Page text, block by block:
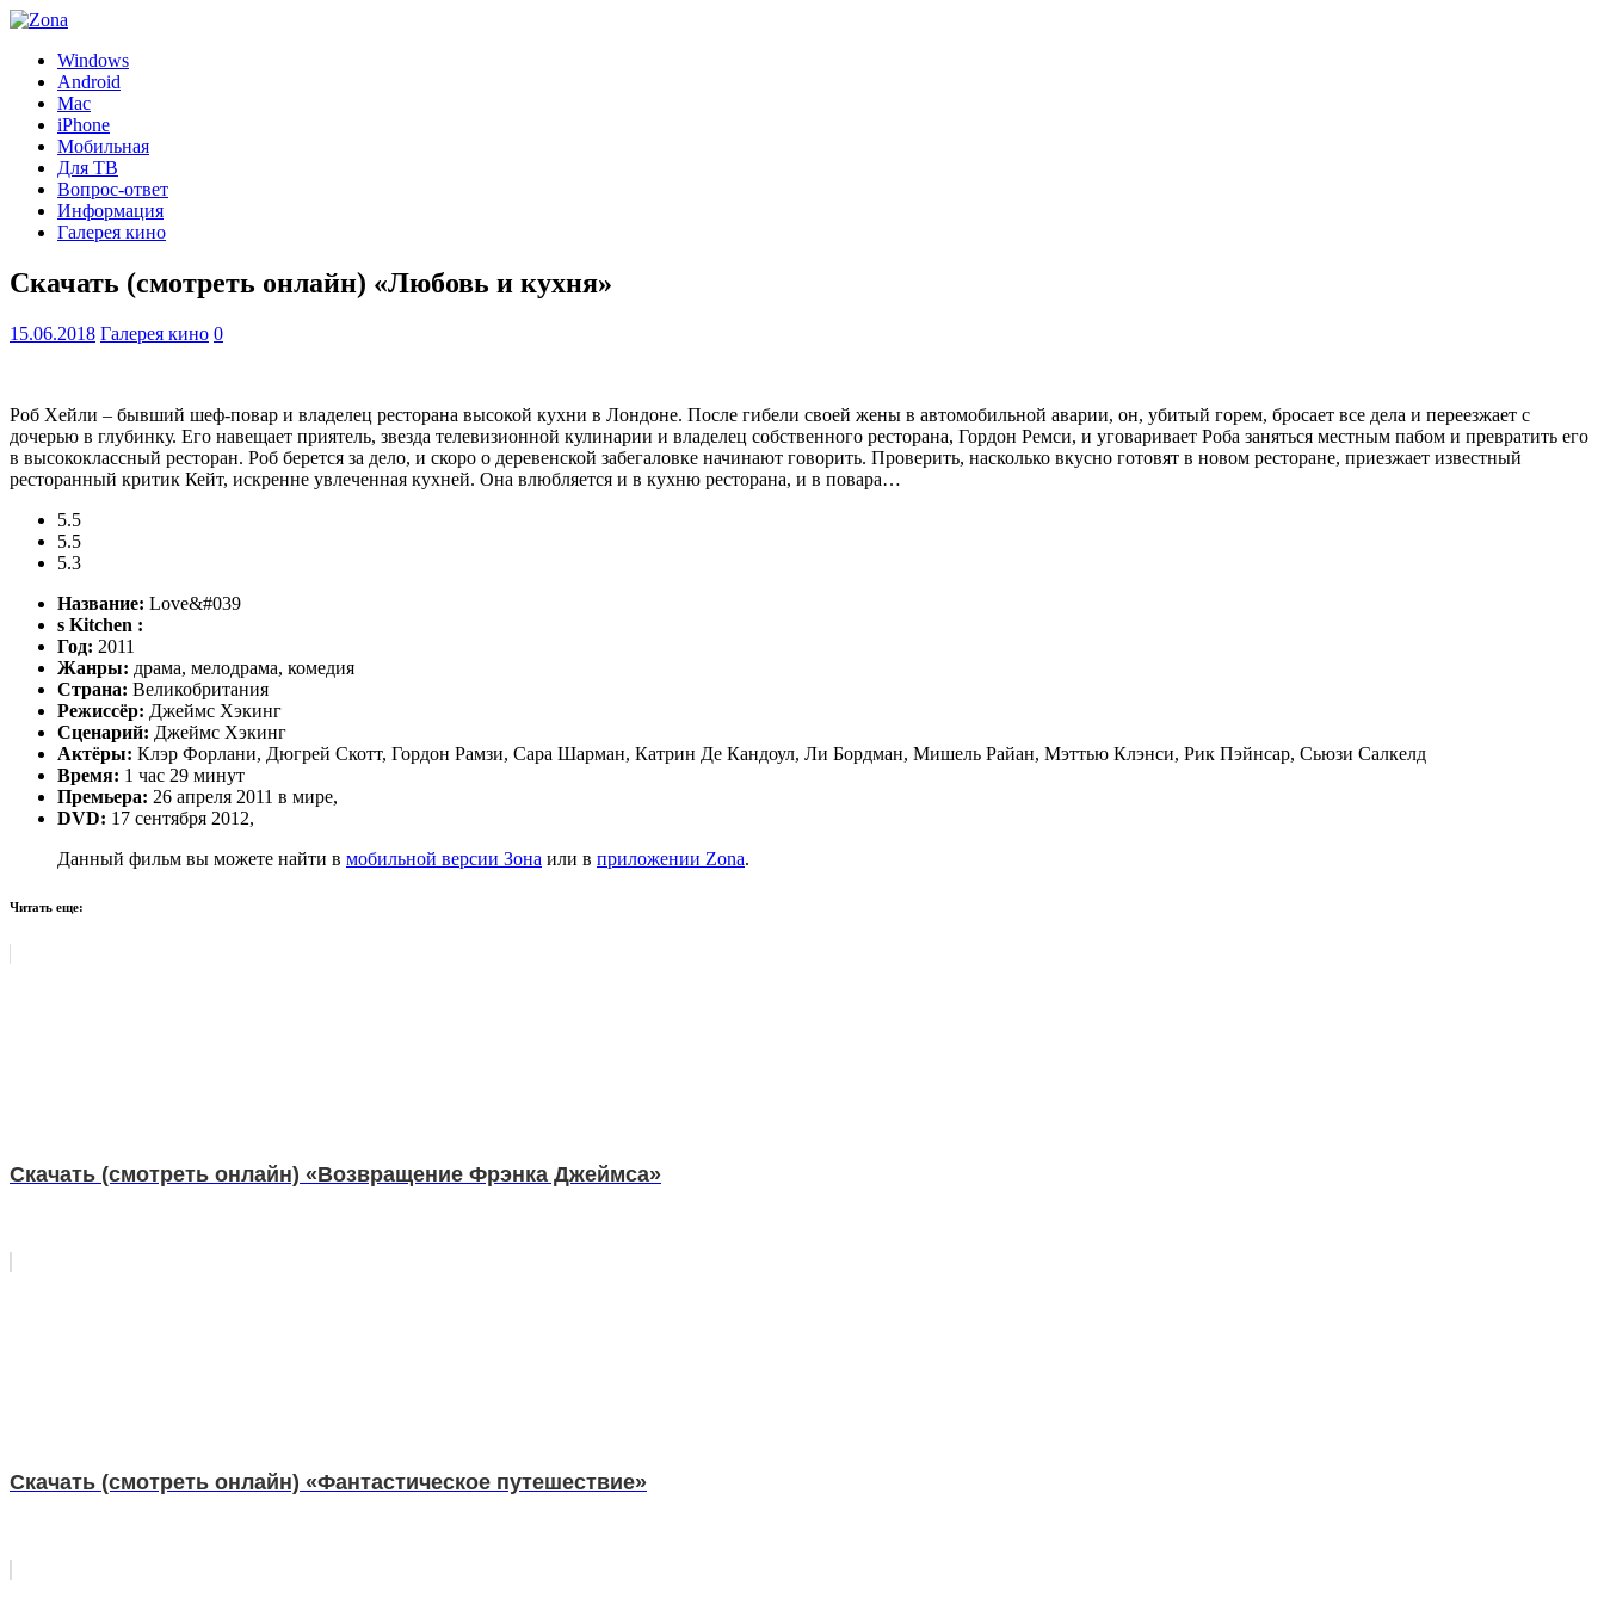
Windows
Android
Mac
iPhone
Мобильная
Для ТВ
Вопрос-ответ
Информация
Галерея кино
Скачать (смотреть онлайн) «Любовь и кухня»
15.06.2018 Галерея кино 0
Роб Хейли – бывший шеф-повар и владелец ресторана высокой кухни в Лондоне. После гибели своей жены в автомобильной аварии, он, убитый горем, бросает все дела и переезжает с
дочерью в глубинку. Его навещает приятель, звезда телевизионной кулинарии и владелец собственного ресторана, Гордон Ремси, и уговаривает Роба заняться местным пабом и превратить его
в высококлассный ресторан. Роб берется за дело, и скоро о деревенской забегаловке начинают говорить. Проверить, насколько вкусно готовят в новом ресторане, приезжает известный
ресторанный критик Кейт, искренне увлеченная кухней. Она влюбляется и в кухню ресторана, и в повара…
5.5
5.5
5.3
Название: Love&#039
s Kitchen :
Год: 2011
Жанры: драма, мелодрама, комедия
Страна: Великобритания
Режиссёр: Джеймс Хэкинг
Сценарий: Джеймс Хэкинг
Актёры: Клэр Форлани, Дюгрей Скотт, Гордон Рамзи, Сара Шарман, Катрин Де Кандоул, Ли Бордман, Мишель Райан, Мэттью Клэнси, Рик Пэйнсар, Сьюзи Салкелд
Время: 1 час 29 минут
Премьера: 26 апреля 2011 в мире,
DVD: 17 сентября 2012,
Данный фильм вы можете найти в мобильной версии Зона или в приложении Zona.
Читать еще:
Скачать (смотреть онлайн) «Возвращение Фрэнка Джеймса»
Скачать (смотреть онлайн) «Фантастическое путешествие»